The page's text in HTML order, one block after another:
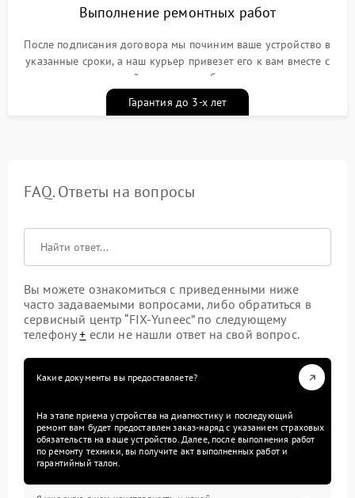
Выполнение ремонтных работ
После подписания договора мы починим ваше устройство в
указанные сроки, а наш курьер привезет его к вам вместе с
гарантийным талоном бесплатно
Гарантия до 3-х лет
FAQ. Ответы на вопросы
Вы можете ознакомиться с приведенными ниже
часто задаваемыми вопросами, либо обратиться в
сервисный центр “FIX-Yuneec” по следующему
телефону+ если не нашли ответ на свой вопрос.
Какие документы вы предоставляете?
На этапе приема устройства на диагностику и последующий
ремонт вам будет предоставлен заказ-наряд с указанием страховых
обязательств на ваше устройство. Далее, после выполнения работ
по ремонту техники, вы получите акт выполненных работ и
гарантийный талон.